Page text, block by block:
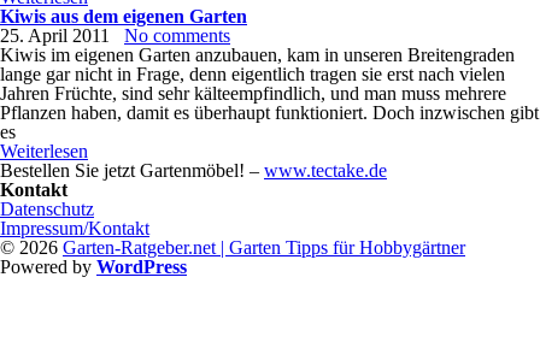
Kiwis aus dem eigenen Garten
25. April 2011
No comments
Kiwis im eigenen Garten anzubauen, kam in unseren Breitengraden
lange gar nicht in Frage, denn eigentlich tragen sie erst nach vielen
Jahren Früchte, sind sehr kälteempfindlich, und man muss mehrere
Pflanzen haben, damit es überhaupt funktioniert. Doch inzwischen gibt
es
Weiterlesen
Bestellen Sie jetzt Gartenmöbel! – www.tectake.de
Kontakt
Datenschutz
Impressum/Kontakt
© 2026 Garten-Ratgeber.net | Garten Tipps für Hobbygärtner
Powered by WordPress